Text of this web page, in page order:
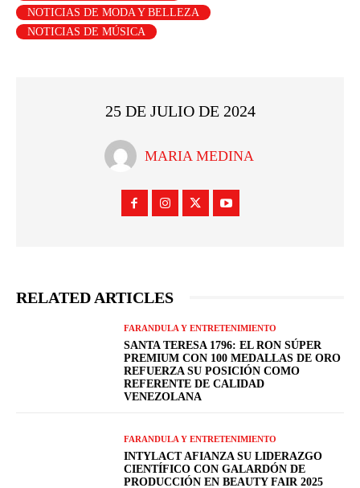
NOTICIAS DE MODA Y BELLEZA
NOTICIAS DE MÚSICA
25 DE JULIO DE 2024
MARIA MEDINA
RELATED ARTICLES
FARANDULA Y ENTRETENIMIENTO
SANTA TERESA 1796: EL RON SÚPER
PREMIUM CON 100 MEDALLAS DE ORO
REFUERZA SU POSICIÓN COMO
REFERENTE DE CALIDAD
VENEZOLANA
FARANDULA Y ENTRETENIMIENTO
INTYLACT AFIANZA SU LIDERAZGO
CIENTÍFICO CON GALARDÓN DE
PRODUCCIÓN EN BEAUTY FAIR 2025